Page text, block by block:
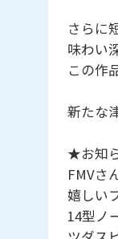
さらに
味わい
この作
新たな
★お知
FMVさ
嬉しい
14型ノ